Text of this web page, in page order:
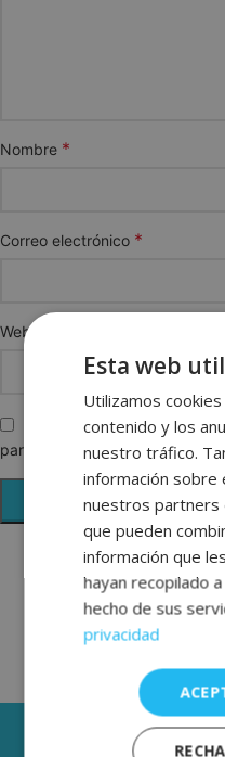
Nombre *
Correo electrónico *
Web
Guarda mi nombre, correo
para la próxima vez que
3 AÑOS
Esta web
Utilizamos
contenido y los
nuestro tráfico.
información sobre
nuestros partners
que pueden
información que
hayan recopilado
hecho de sus
privacidad